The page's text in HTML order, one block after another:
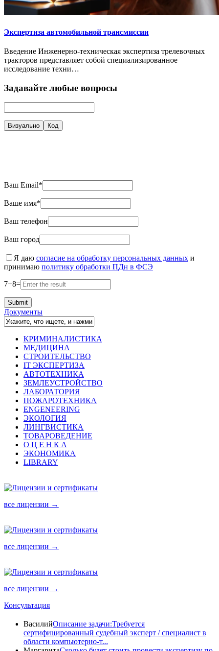
Экспертиза автомобильной трансмиссии
Введение Инженерно-техническая экспертиза трелевочных
тракторов представляет собой специализированное
исследование техни…
Задавайте любые вопросы
Визуально Код
Ваш Email*
Ваше имя*
Ваш телефон
Ваш город
Я даю согласие на обработку персональных данных и
принимаю политику обработки ПДн в ФСЭ
7+8=
Документы
КРИМИНАЛИСТИКА
МЕДИЦИНА
СТРОИТЕЛЬСТВО
IT ЭКСПЕРТИЗА
АВТОТЕХНИКА
ЗЕМЛЕУСТРОЙСТВО
ЛАБОРАТОРИЯ
ПОЖАРОТЕХНИКА
ENGENEERING
ЭКОЛОГИЯ
ЛИНГВИСТИКА
ТОВАРОВЕДЕНИЕ
О Ц Е Н К А
ЭКОНОМИКА
LIBRARY
все лицензии →
все лицензии →
все лицензии →
Консультация
ВасилийОписание задачи:Требуется
сертифицированный судебный эксперт / специалист в
области компьютерно-т...